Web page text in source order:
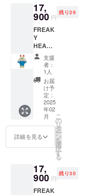
画像は
イメー
ジで
す。実
際の商
品とは
デザイ
ン、色
味、仕
様が異
なる場
合があ
りま
す。 ※
リター
ンの提
供時期
より遅
延する
colorで
す。 全
高 : 約
14㎝ 横
幅 : 約
10㎝ ※
画像は
イメー
ジで
す。実
際の商
品とは
デザイ
ン、色
味、仕
様が異
なる場
リター
ンの提
供時期
は制作
17,
900 円
残り29
FREAK
Y
HEADS
1st
color
Nyan
Fortune
新作ソ
フビ[
FREAK
HEADS
]の
「Nyan
Fortune
」1st
す。 全
高 : 約
17㎝ 横
幅 : 約
支援
者：
1人
お届
け予
定：
2025
年02
月
詳細を見る
こ
の
リ
タ
ー
ン
を
選
択
す
る
17,
900 円
残り30
FREAK